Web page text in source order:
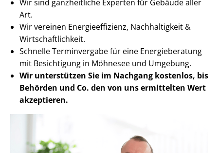
Wir sind ganzheitliche Experten für Gebäude aller
Art.
Wir vereinen En­er­gie­ef­fi­zi­enz, Nachhaltigkeit &
Wirt­schaft­lich­keit.
Schnelle Terminvergabe für eine Energieberatung
mit Besichtigung in Möhnesee und Umgebung.
Wir unterstützen Sie im Nachgang kostenlos, bis
Behörden und Co. den von uns ermittelten Wert
akzeptieren.